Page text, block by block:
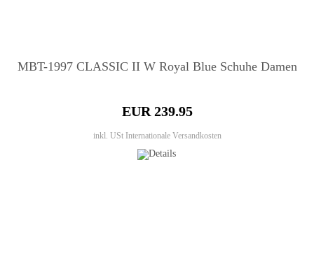
MBT-1997 CLASSIC II W Royal Blue Schuhe Damen
EUR 239.95
inkl. USt Internationale Versandkosten